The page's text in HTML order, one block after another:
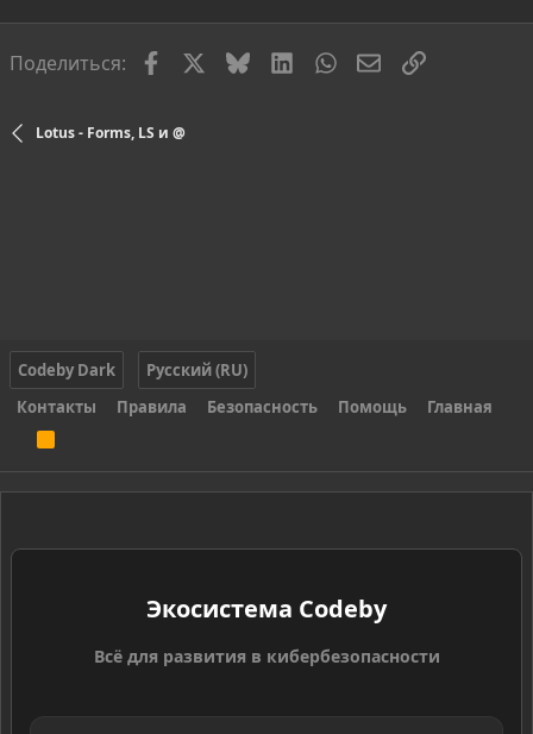
Поделиться: FacebookBlueskyLinkedInWhatsAppЭлектронная
Ссылка
Lotus - Forms, LS и @
Codeby Dark
Русский (RU)
Контакты
Правила Безопасность Помощь Главная
S
Экосистема Codeby
Всё для развития в кибербезопасности